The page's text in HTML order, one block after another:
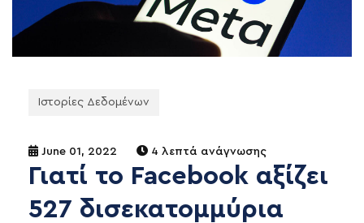
Ιστορίες Δεδομένων
June 01, 2022 4 λεπτά ανάγνωσης
Γιατί το Facebook αξίζει
527 δισεκατομμύρια